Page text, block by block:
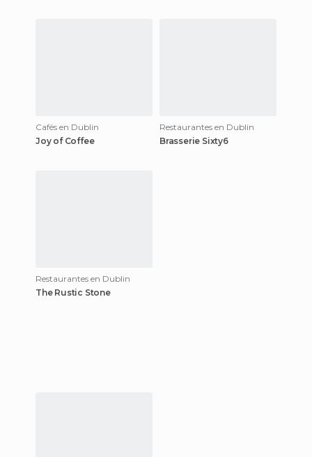
Cafés en Dublin
Joy of Coffee
Restaurantes en Dublin
Brasserie Sixty6
Restaurantes en Dublin
The Rustic Stone